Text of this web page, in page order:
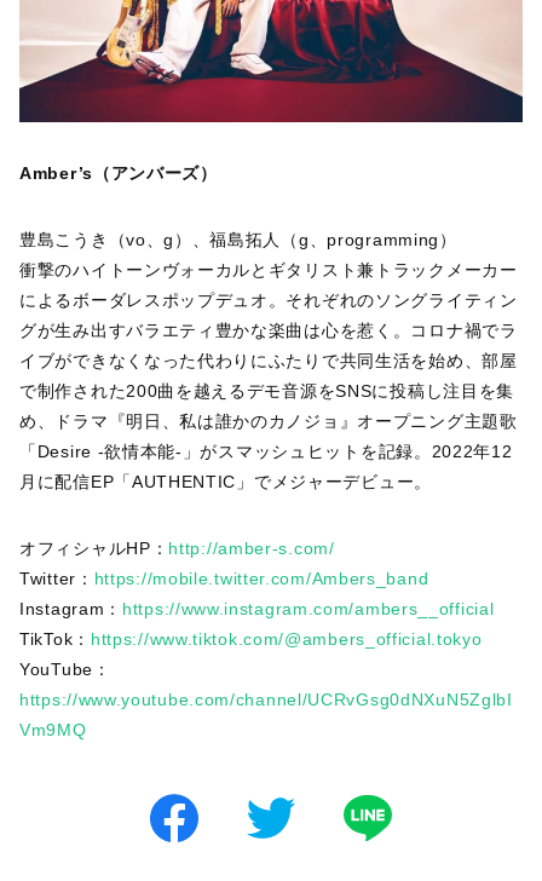
Amber’s（アンバーズ）
豊島こうき（vo、g）、福島拓人（g、programming）
衝撃のハイトーンヴォーカルとギタリスト兼トラックメーカー
によるボーダレスポップデュオ。それぞれのソングライティン
グが生み出すバラエティ豊かな楽曲は心を惹く。コロナ禍でラ
イブができなくなった代わりにふたりで共同生活を始め、部屋
で制作された200曲を越えるデモ音源をSNSに投稿し注目を集
め、ドラマ『明日、私は誰かのカノジョ』オープニング主題歌
「Desire -欲情本能-」がスマッシュヒットを記録。2022年12
月に配信EP「AUTHENTIC」でメジャーデビュー。
オフィシャルHP： http://amber-s.com/
Twitter： https://mobile.twitter.com/Ambers_band
Instagram： https://www.instagram.com/ambers__official
TikTok： https://www.tiktok.com/@ambers_official.tokyo
YouTube：
https://www.youtube.com/channel/UCRvGsg0dNXuN5ZglbI
Vm9MQ